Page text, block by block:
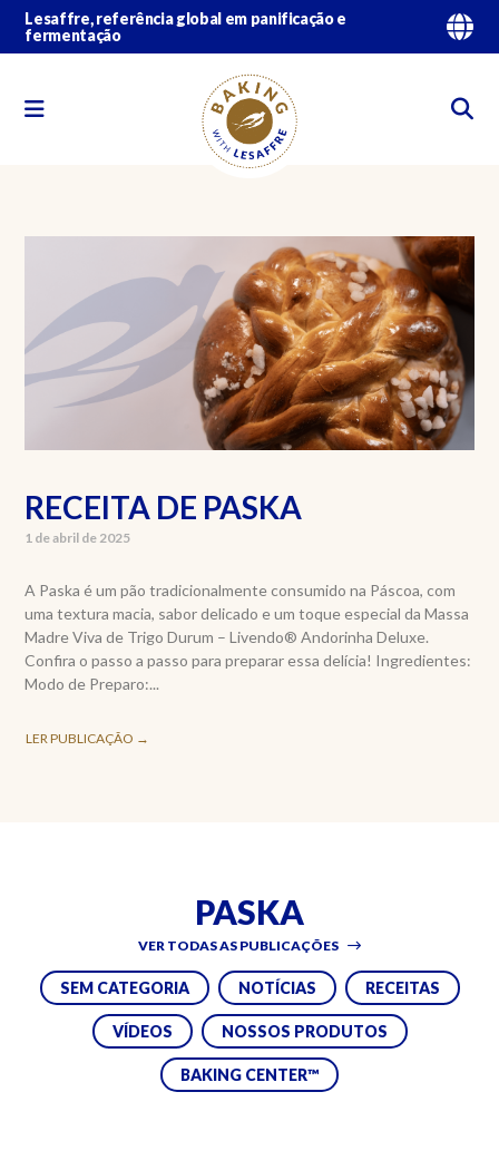
Lesaffre, referência global em panificação e
fermentação
RECEITA DE PASKA
1 de abril de 2025
A Paska é um pão tradicionalmente consumido na Páscoa, com
uma textura macia, sabor delicado e um toque especial da Massa
Madre Viva de Trigo Durum – Livendo® Andorinha Deluxe.
Confira o passo a passo para preparar essa delícia! Ingredientes:
Modo de Preparo:...
LER PUBLICAÇÃO →
PASKA
VER TODAS AS PUBLICAÇÕES
SEM CATEGORIA NOTÍCIAS RECEITAS
VÍDEOS NOSSOS PRODUTOS
BAKING CENTER™